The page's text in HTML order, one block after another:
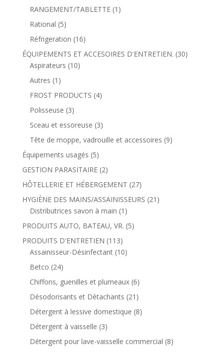
RANGEMENT/TABLETTE (1)
Rational (5)
Réfrigeration (16)
ÉQUIPEMENTS ET ACCESOIRES D'ENTRETIEN. (30)
Aspirateurs (10)
Autres (1)
FROST PRODUCTS (4)
Polisseuse (3)
Sceau et essoreuse (3)
Tête de moppe, vadrouille et accessoires (9)
Équipements usagés (5)
GESTION PARASITAIRE (2)
HÔTELLERIE ET HÉBERGEMENT (27)
HYGIÈNE DES MAINS/ASSAINISSEURS (21)
Distributrices savon à main (1)
PRODUITS AUTO, BATEAU, VR. (5)
PRODUITS D'ENTRETIEN (113)
Assainisseur-Désinfectant (10)
Betco (24)
Chiffons, guenilles et plumeaux (6)
Désodorisants et Détachants (21)
Détergent à lessive domestique (8)
Détergent à vaisselle (3)
Détergent pour lave-vaisselle commercial (8)